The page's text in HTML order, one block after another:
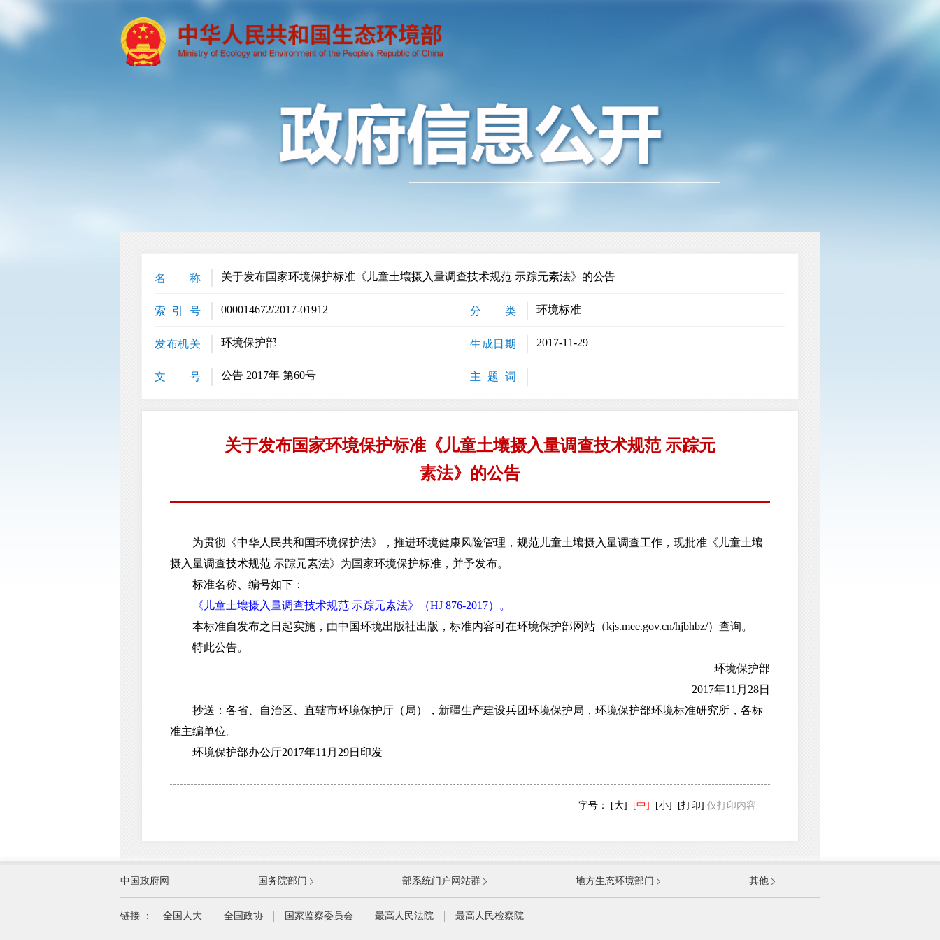
名 称 关于发布国家环境保护标准《儿童土壤摄入量调查技术规范 示踪元素法》的公告
索 引 号 000014672/2017-01912 分 类 环境标准
发布机关 环境保护部 生成日期 2017-11-29
文 号 公告 2017年 第60号 主 题 词
关于发布国家环境保护标准《儿童土壤摄入量调查技术规范 示踪元
素法》的公告
为贯彻《中华人民共和国环境保护法》，推进环境健康风险管理，规范儿童土壤摄入量调查工作，现批准《儿童土壤
摄入量调查技术规范 示踪元素法》为国家环境保护标准，并予发布。
标准名称、编号如下：
《儿童土壤摄入量调查技术规范 示踪元素法》（HJ 876-2017）。
本标准自发布之日起实施，由中国环境出版社出版，标准内容可在环境保护部网站（kjs.mee.gov.cn/hjbhbz/）查询。
特此公告。
环境保护部
2017年11月28日
抄送：各省、自治区、直辖市环境保护厅（局），新疆生产建设兵团环境保护局，环境保护部环境标准研究所，各标
准主编单位。
环境保护部办公厅2017年11月29日印发
字号： [大] [中] [小] [打印] 仅打印内容
外交部 国防部
国家发展和改革委员会
国家民族事务委员会
公安部
司法部
财政部 人力资源和社会保障部
中国政府网 国务院部门 部系统门户网站群 地方生态环境部门 其他
链接 ： 全国人大 全国政协 国家监察委员会 最高人民法院 最高人民检察院